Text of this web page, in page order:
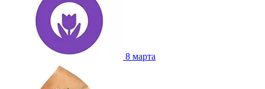
8 марта